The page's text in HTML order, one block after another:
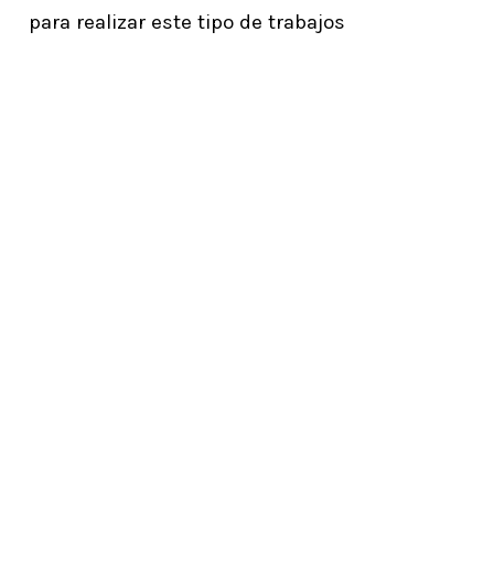
para realizar este tipo de trabajos